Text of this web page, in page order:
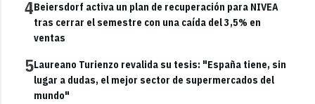
4Beiersdorf activa un plan de recuperación para NIVEA
tras cerrar el semestre con una caída del 3,5% en
ventas
5Laureano Turienzo revalida su tesis: "España tiene, sin
lugar a dudas, el mejor sector de supermercados del
mundo"